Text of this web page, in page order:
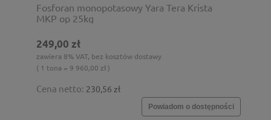
Fosforan monopotasowy Yara Tera Krista
MKP op 25kg
249,00 zł
zawiera 8% VAT, bez kosztów dostawy
( 1 tona = 9 960,00 zł )
Cena netto: 230,56 zł
Powiadom o dostępności